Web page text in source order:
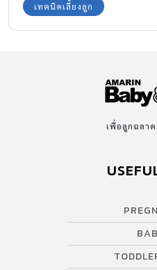
เทคนิคเลี้ยงลูก
เพื่อลูกฉลา